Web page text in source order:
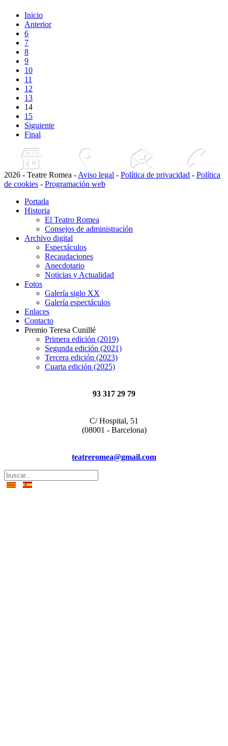
Inicio
Anterior
6
7
8
9
10
11
12
13
14
15
Siguiente
Final
2026 - Teatre Romea - Aviso legal - Política de privacidad - Política
de cookies - Programación web
Portada
Historia
El Teatro Romea
Consejos de administración
Archivo digital
Espectáculos
Recaudaciones
Anecdotario
Noticias y Actualidad
Fotos
Galería siglo XX
Galería espectáculos
Enlaces
Contacto
Premio Teresa Cunillé
Primera edición (2019)
Segunda edición (2021)
Tercera edición (2023)
Cuarta edición (2025)
93 317 29 79
C/ Hospital, 51
(08001 - Barcelona)
teatreromea@gmail.com